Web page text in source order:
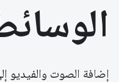
إضافة الصوت والفيديو